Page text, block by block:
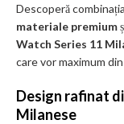
Descoperă
materiale premium
Watch Series 11
care vor maximum
Design rafinat
Milanese